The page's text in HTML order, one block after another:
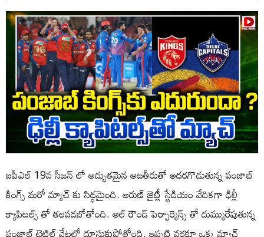
ఐపీఎల్ 19వ సీజన్ లో అద్భుతమైన ఆటతీరుతో అదరగొడుతున్న పంజాబ్
కింగ్స్ మరో మ్యాచ్ కు సిద్ధమైంది. అరుణ్ జైట్లీ స్టేడియం వేదికగా ఢిల్లీ
క్యాపిటల్స్ తో తలపడబోతోంది. ఆల్ రౌండ్ పెర్ఫార్మెన్స్ తో దుమ్మురేపుతున్న
పంజాబ్ టైటిల్ వేటలో దూసుకుపోతోంది. ఇప్పటి వరకూ ఒక్క మ్యాచ్